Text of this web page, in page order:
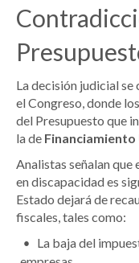
La decisión judicial
el Congreso, donde
del Presupuesto que
la de
Analistas señalan
en discapacidad es
Estado dejará de
fiscales, tales como:
La baja del